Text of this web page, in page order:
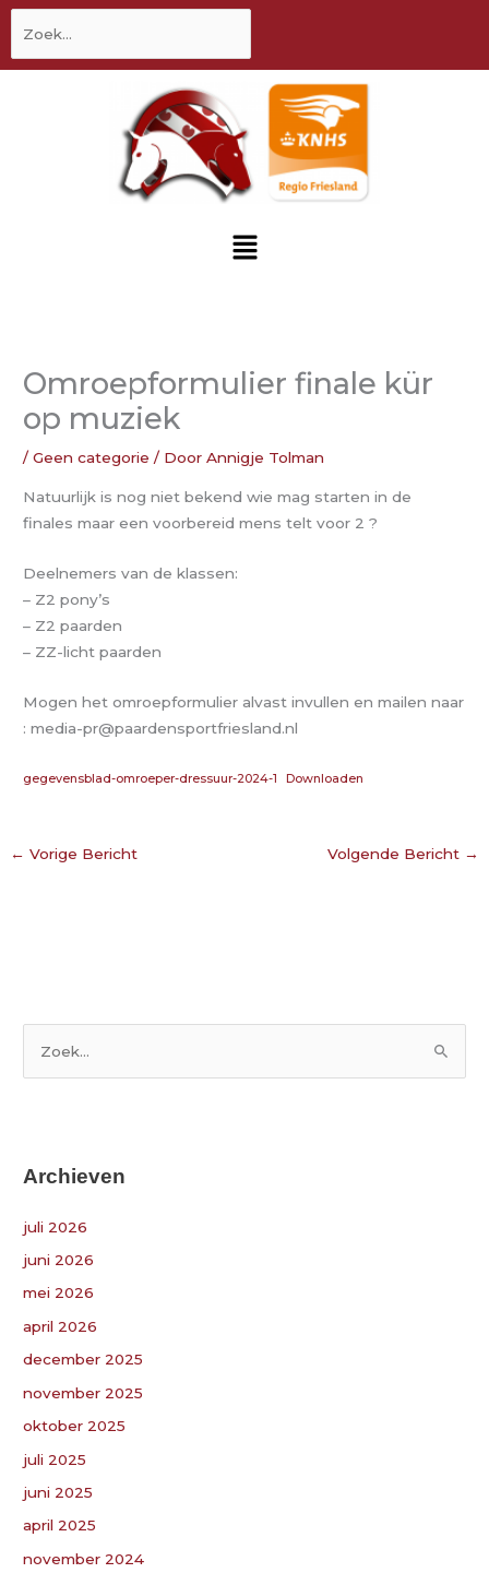
Menu
Omroepformulier finale kür
op muziek
/Geen categorie / DoorAnnigje Tolman
Natuurlijk is nog niet bekend wie mag starten in de
finales maar een voorbereid mens telt voor 2 ?
Deelnemers van de klassen:
– Z2 pony’s
– Z2 paarden
– ZZ-licht paarden
Mogen het omroepformulier alvast invullen en mailen naar
: media-pr@paardensportfriesland.nl
gegevensblad-omroeper-dressuur-2024-1 Downloaden
← Vorige Bericht Volgende Bericht →
n
a
r
:
Archieven
juli 2026
juni 2026
mei 2026
april 2026
december 2025
november 2025
oktober 2025
juli 2025
juni 2025
april 2025
november 2024